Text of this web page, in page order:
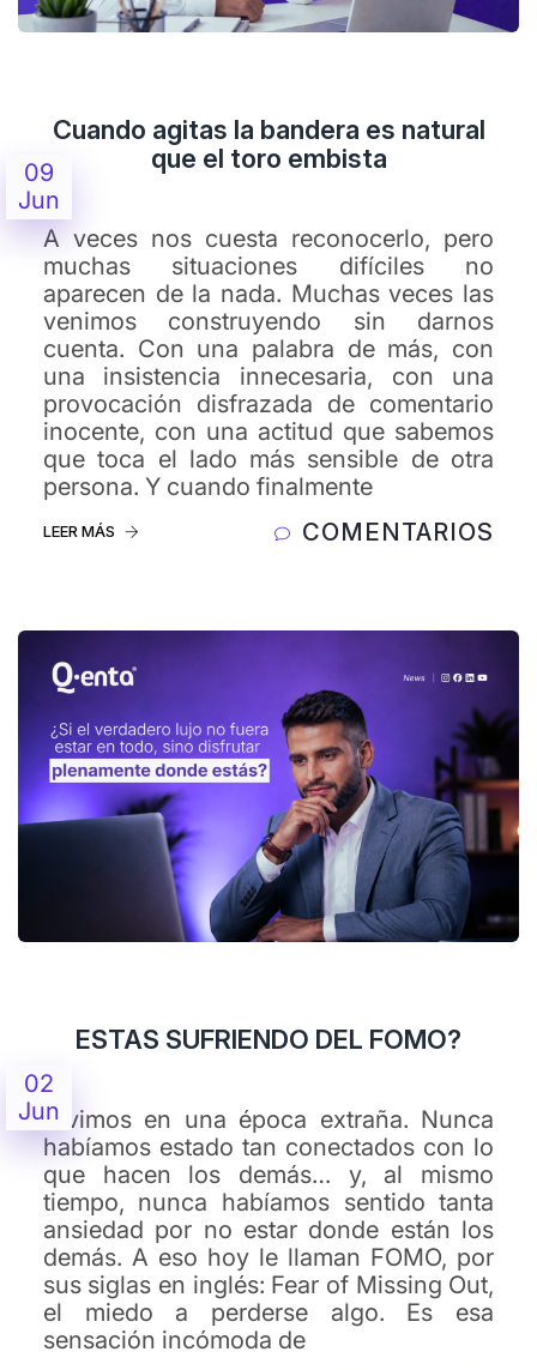
09
Jun
Cuando agitas la bandera es natural
que el toro embista
A veces nos cuesta reconocerlo, pero
muchas situaciones difíciles no
aparecen de la nada. Muchas veces las
venimos construyendo sin darnos
cuenta. Con una palabra de más, con
una insistencia innecesaria, con una
provocación disfrazada de comentario
inocente, con una actitud que sabemos
que toca el lado más sensible de otra
persona. Y cuando finalmente
LEER MÁS COMENTARIOS
02
Jun
ESTAS SUFRIENDO DEL FOMO?
Vivimos en una época extraña. Nunca
habíamos estado tan conectados con lo
que hacen los demás… y, al mismo
tiempo, nunca habíamos sentido tanta
ansiedad por no estar donde están los
demás. A eso hoy le llaman FOMO, por
sus siglas en inglés: Fear of Missing Out,
el miedo a perderse algo. Es esa
sensación incómoda de